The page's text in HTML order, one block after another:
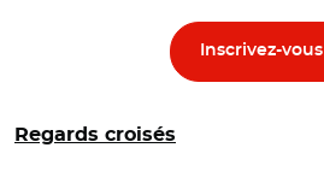
Inscrivez-vous
Regards croisés